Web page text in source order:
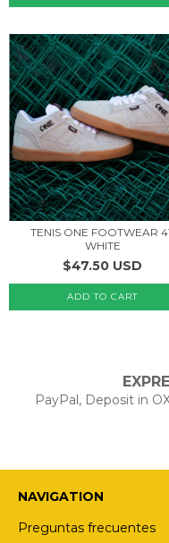
TENIS ONE FOOTWEAR
WHITE
$47.50 USD
ADD TO CART
PayPal, Deposit in
NAVIGATION
Preguntas frecuentes